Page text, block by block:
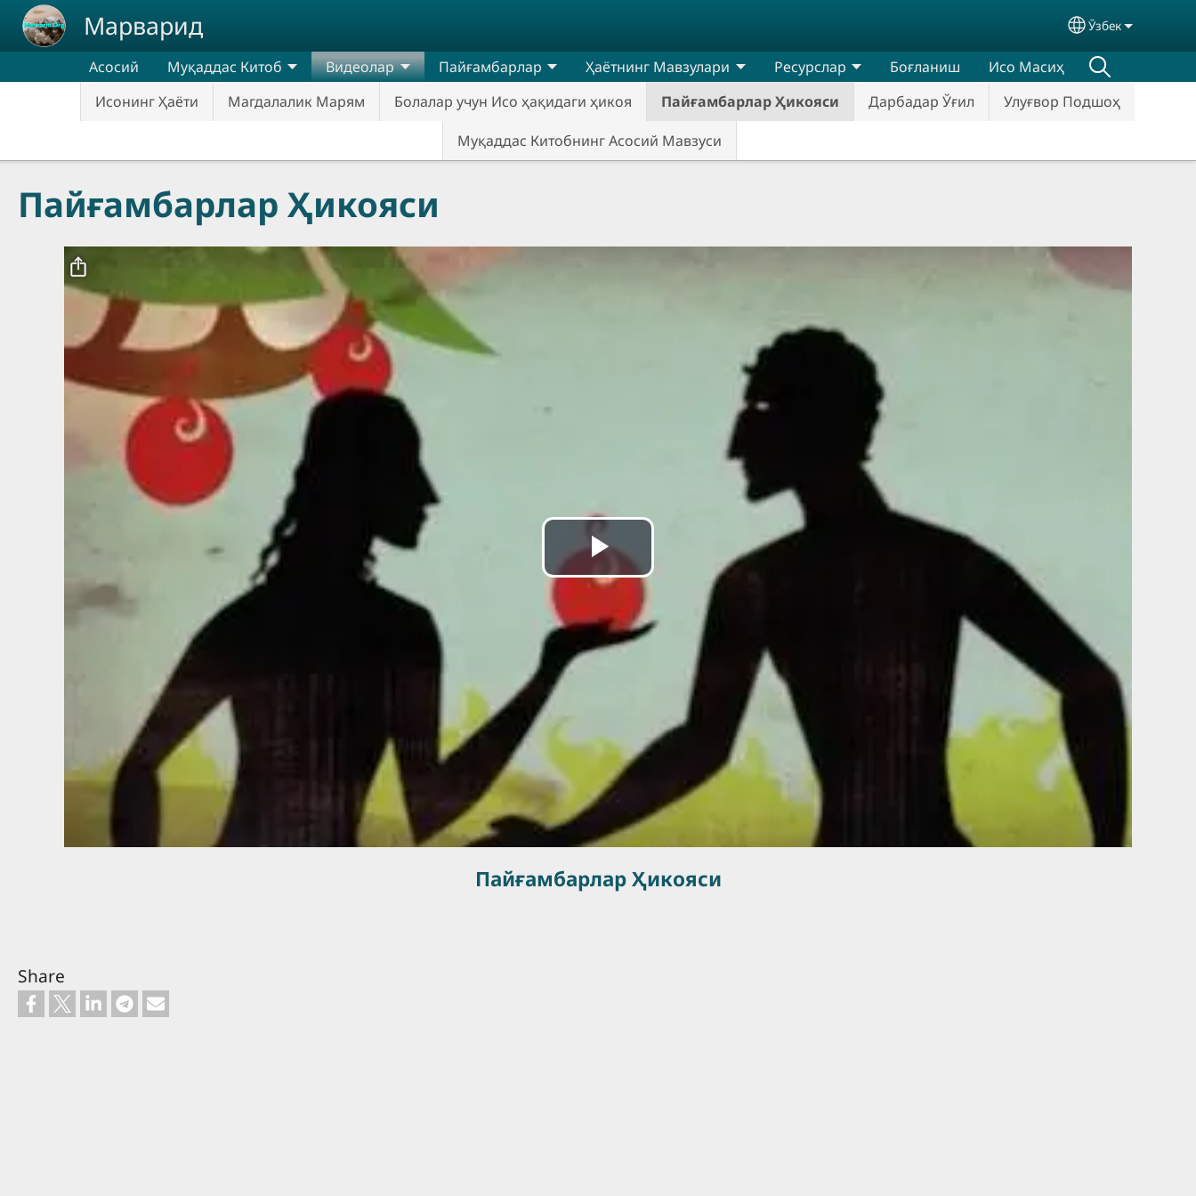
Skip to main content
Марварид Select your
Ўзбек
Асосий Муқаддас Китоб
Видеолар
Исонинг Ҳаёти
Магдалалик Марям Болалар учун Исо ҳақидаги ҳикоя Пайғамбарлар Ҳикояси Дарбадар Ўғил
Улуғвор Подшоҳ
Муқаддас Китобнинг Асосий Мавзуси
Пайғамбарлар Ҳаётнинг Мавзулари Ресурслар Боғланиш Исо Масиҳ
Пайғамбарлар Ҳикояси
Video file
Play
Video
Пайғамбарлар Ҳикояси
Share